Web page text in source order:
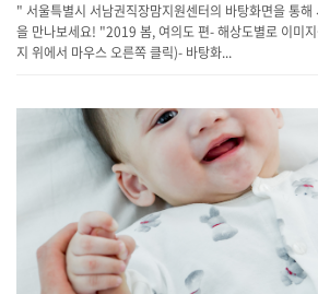
" 서울특별시 서남권직장맘지원센터의 바탕화면을 통
을 만나보세요! "2019 봄, 여의도 편- 해상도별로 이미
지 위에서 마우스 오른쪽 클릭)- 바탕화...